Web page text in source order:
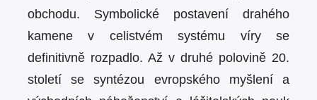
obchodu. Symbolické postavení drahého
kamene v celistvém systému víry se
definitivně rozpadlo. Až v druhé polovině 20.
století se syntézou evropského myšlení a